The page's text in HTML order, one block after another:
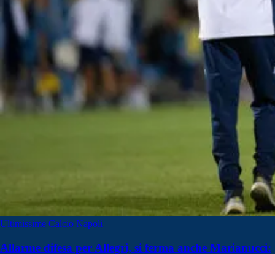
Ultimissime Calcio Napoli
Allarme difesa per Allegri, si ferma anche Marianucci: